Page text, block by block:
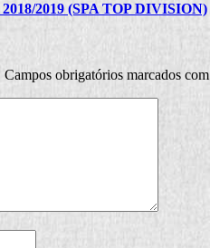
2019 (SPA TOP DIVISION)
Campos obrigatórios marcados com